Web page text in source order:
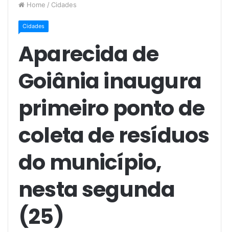
Home / Cidades
Cidades
Aparecida de
Goiânia inaugura
primeiro ponto de
coleta de resíduos
do município,
nesta segunda
(25)